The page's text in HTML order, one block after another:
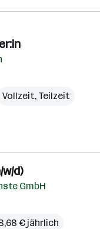
Vollzeit, Teilzeit
d)
GmbH
€ jährlich